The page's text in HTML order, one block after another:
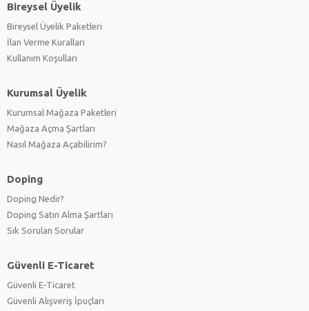
Bireysel Üyelik
Bireysel Üyelik Paketleri
İlan Verme Kuralları
Kullanım Koşulları
Kurumsal Üyelik
Kurumsal Mağaza Paketleri
Mağaza Açma Şartları
Nasıl Mağaza Açabilirim?
Doping
Doping Nedir?
Doping Satın Alma Şartları
Sık Sorulan Sorular
Güvenli E-Ticaret
Güvenli E-Ticaret
Güvenli Alışveriş İpuçları